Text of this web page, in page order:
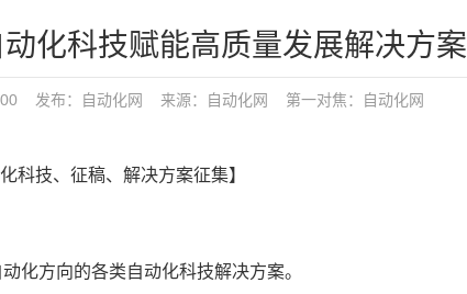
化科技赋能高质量发展解决方案
发布： 自动化网 来源：自动化网 第一对焦： 自动化网
科技、征稿、解决方案征集】
化方向的各类自动化科技解决方案。